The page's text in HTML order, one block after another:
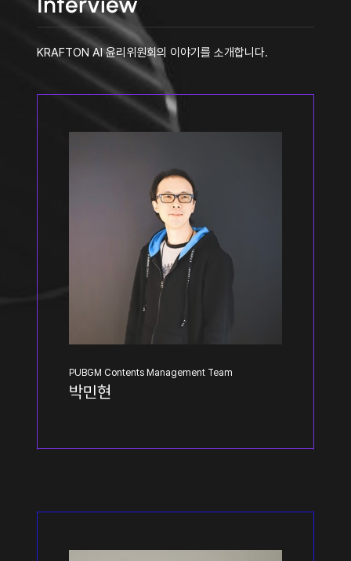
KRAFTON AI 윤리위원회의 이야기를 소개합니다.
PUBGM Contents Management Team
박민현